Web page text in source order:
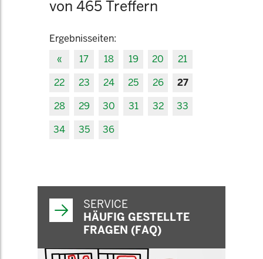
von 465 Treffern
Ergebnisseiten:
«
17 18 19 20
21
22
23 24 25 26
27
28
29 30 31 32
33
34
35 36
SERVICE
HÄUFIG GESTELLTE
FRAGEN (FAQ)